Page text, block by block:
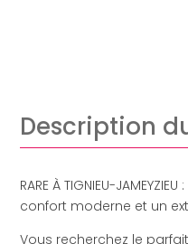
Description
RARE À TIGNIEU-
confort moderne et un
Vous recherchez le